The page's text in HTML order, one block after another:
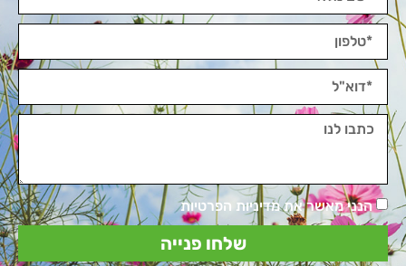
הנני מאשר את מדיניות הפרטיות
שלחו פנייה